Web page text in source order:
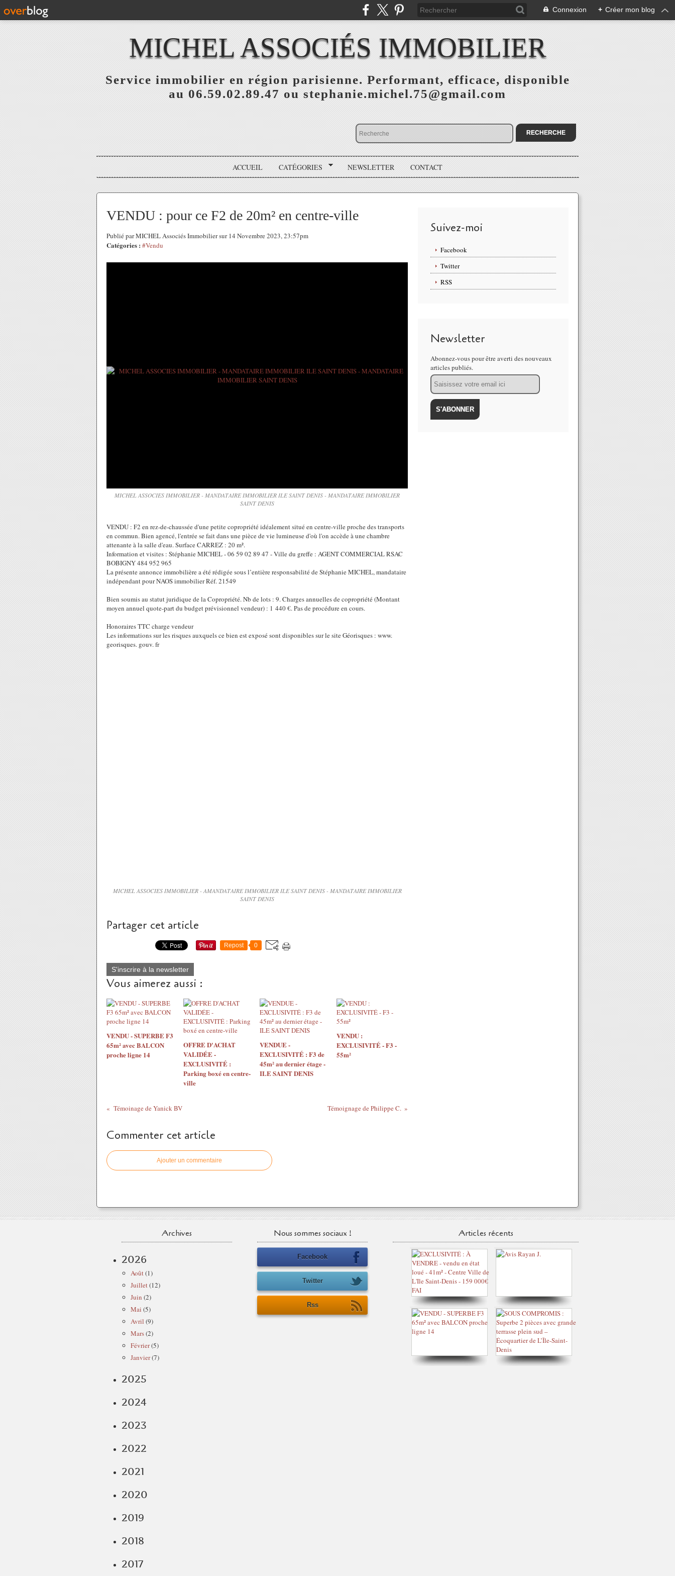
Connexion + Créer mon blog
MICHEL ASSOCIÉS IMMOBILIER
Service immobilier en région parisienne. Performant, efficace, disponible
au 06.59.02.89.47 ou stephanie.michel.75@gmail.com
ACCUEIL CATÉGORIES NEWSLETTER CONTACT
VENDU : pour ce F2 de 20m² en centre-ville
Publié par MICHEL Associés Immobilier sur 14 Novembre 2023, 23:57pm
Catégories : #Vendu
MICHEL ASSOCIES IMMOBILIER - MANDATAIRE IMMOBILIER ILE SAINT DENIS - MANDATAIRE IMMOBILIER
SAINT DENIS
VENDU : F2 en rez-de-chaussée d'une petite copropriété idéalement situé en centre-ville proche des transports
en commun. Bien agencé, l'entrée se fait dans une pièce de vie lumineuse d'où l'on accède à une chambre
attenante à la salle d'eau. Surface CARREZ : 20 m².
Information et visites : Stéphanie MICHEL - 06 59 02 89 47 - Ville du greffe : AGENT COMMERCIAL RSAC
BOBIGNY 484 952 965
La présente annonce immobilière a été rédigée sous l’entière responsabilité de Stéphanie MICHEL, mandataire
indépendant pour NAOS immobilier Réf. 21549
Bien soumis au statut juridique de la Copropriété. Nb de lots : 9. Charges annuelles de copropriété (Montant
moyen annuel quote-part du budget prévisionnel vendeur) : 1 440 €. Pas de procédure en cours.
Honoraires TTC charge vendeur
Les informations sur les risques auxquels ce bien est exposé sont disponibles sur le site Géorisques : www.
georisques. gouv. fr
MICHEL ASSOCIES IMMOBILIER - AMANDATAIRE IMMOBILIER ILE SAINT DENIS - MANDATAIRE IMMOBILIER
SAINT DENIS
Partager cet article
Repost 0
S'inscrire à la newsletter
Vous aimerez aussi :
VENDU - SUPERBE F3
65m² avec BALCON
proche ligne 14
OFFRE D'ACHAT
VALIDÉE -
EXCLUSIVITÉ :
Parking boxé en centre-
ville
VENDUE -
EXCLUSIVITÉ : F3 de
45m² au dernier étage -
ILE SAINT DENIS
VENDU :
EXCLUSIVITÉ - F3 -
55m²
Témoinage de Yanick BV Témoignage de Philippe C.
Commenter cet article
Ajouter un commentaire
Suivez-moi
Facebook
Twitter
RSS
Newsletter
Abonnez-vous pour être averti des nouveaux
articles publiés.
Email
Archives
2026
Août(1)
Juillet(12)
Juin (2)
Mai (5)
Avril (9)
Mars(2)
Février(5)
Janvier(7)
2025
2024
2023
2022
2021
2020
2019
2018
2017
Nous sommes sociaux !
Facebook
Twitter
Rss
Articles récents